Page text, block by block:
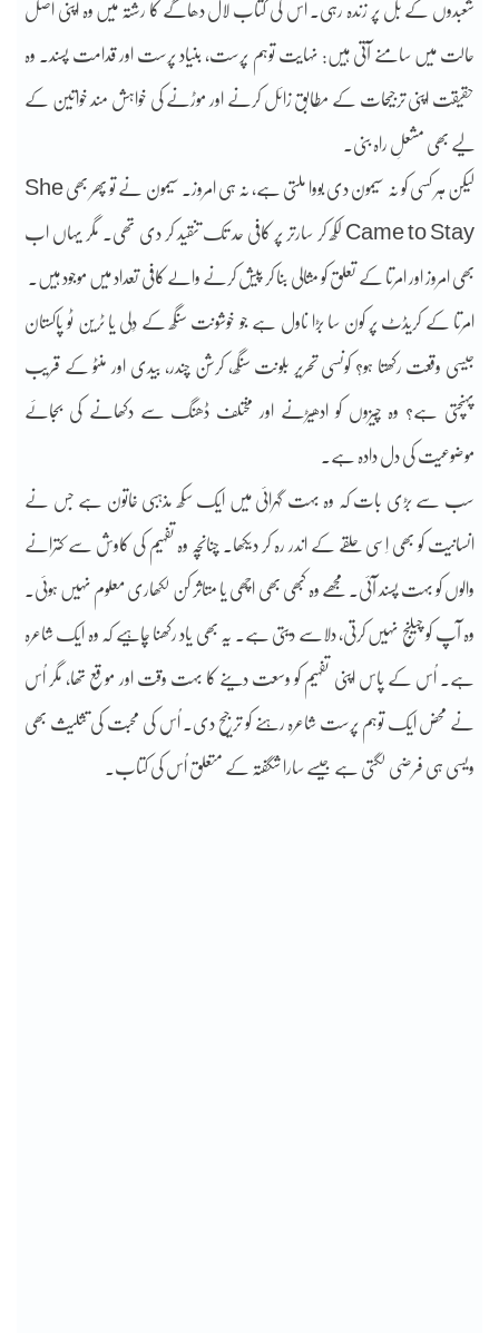
شعبدوں کے بل پر زندہ رہی۔ اُس کی کتاب لال دھاگے کا رشتہ میں وہ اپنی اصل
حالت میں سامنے آتی ہیں: نہایت توہم پرست، بنیاد پرست اور قدامت پسند۔ وہ
حقیقت اپنی ترجیحات کے مطابق زائل کرنے اور موڑنے کی خواہش مند خواتین کے
لیے بھی مشعلِ راہ بنی۔
لیکن ہر کسی کو نہ سیمون دی بووا ملتی ہے، نہ ہی امروز۔ سیمون نے تو پھر بھی She
Came to Stay لکھ کر سارتر پر کافی حد تک تنقید کر دی تھی۔ مگر یہاں اب
بھی امروز اور امرتا کے تعلق کو مثالی بنا کر پیش کرنے والے کافی تعداد میں موجود ہیں۔
امرتا کے کریڈٹ پر کون سا بڑا ناول ہے جو خوشونت سنگھ کے دِلی یا ٹرین ٹو پاکستان
جیسی وقعت رکھتا ہو؟ کونسی تحریر بلونت سنگھ، کرشن چندر، بیدی اور منٹو کے قریب
پہنچتی ہے؟ وہ چیزوں کو ادھیڑنے اور مختلف ڈھنگ سے دکھانے کی بجائے
موضوعیت کی دل دادہ ہے۔
سب سے بڑی بات کہ وہ بہت گہرائی میں ایک سکھ مذہبی خاتون ہے جس نے
انسانیت کو بھی اِسی حلقے کے اندر رہ کر دیکھا۔ چنانچہ وہ تفہیم کی کاوش سے کترانے
والوں کو بہت پسند آئی۔ مجھے وہ کبھی بھی اچھی یا متاثر کن لکھاری معلوم نہیں ہوئی۔
وہ آپ کو چیلنج نہیں کرتی، دلاسے دیتی ہے۔ یہ بھی یاد رکھنا چاہیے کہ وہ ایک شاعرہ
ہے۔ اُس کے پاس اپنی تفہیم کو وسعت دینے کا بہت وقت اور موقع تھا، مگر اُس
نے محض ایک توہم پرست شاعرہ رہنے کو ترجیح دی۔ اُس کی محبت کی تثلیث بھی
ویسی ہی فرضی لگتی ہے جیسے سارا شگفتہ کے متعلق اُس کی کتاب۔